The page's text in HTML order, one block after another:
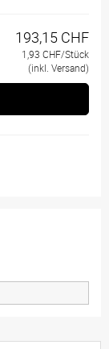
193,15 CHF
1,93 CHF/Stück
(inkl. Versand)